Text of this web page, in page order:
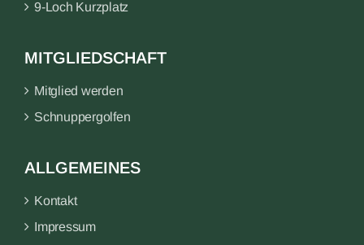
9-Loch Kurzplatz
MITGLIEDSCHAFT
Mitglied werden
Schnuppergolfen
ALLGEMEINES
Kontakt
Impressum